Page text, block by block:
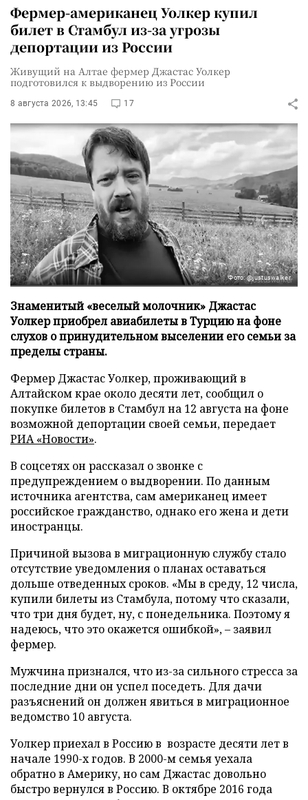
Фермер-американец Уолкер купил
билет в Стамбул из-за угрозы
депортации из России
Живущий на Алтае фермер Джастас Уолкер
подготовился к выдворению из России
8 августа 2026, 13:45 17
Фото: @justuswalker
Знаменитый «веселый молочник» Джастас
Уолкер приобрел авиабилеты в Турцию на фоне
слухов о принудительном выселении его семьи за
пределы страны.
Фермер Джастас Уолкер, проживающий в
Алтайском крае около десяти лет, сообщил о
покупке билетов в Стамбул на 12 августа на фоне
возможной депортации своей семьи, передает
РИА «Новости».
В соцсетях он рассказал о звонке с
предупреждением о выдворении. По данным
источника агентства, сам американец имеет
российское гражданство, однако его жена и дети
иностранцы.
Причиной вызова в миграционную службу стало
отсутствие уведомления о планах оставаться
дольше отведенных сроков. «Мы в среду, 12 числа,
купили билеты из Стамбула, потому что сказали,
что три дня будет, ну, с понедельника. Поэтому я
надеюсь, что это окажется ошибкой», – заявил
фермер.
Мужчина признался, что из-за сильного стресса за
последние дни он успел поседеть. Для дачи
разъяснений он должен явиться в миграционное
ведомство 10 августа.
Уолкер приехал в Россию в возрасте десяти лет в
начале 1990-х годов. В 2000-м семья уехала
обратно в Америку, но сам Джастас довольно
быстро вернулся в Россию. В октябре 2016 года